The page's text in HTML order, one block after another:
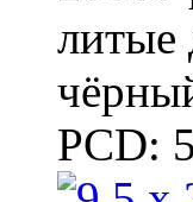
литые
PCD: